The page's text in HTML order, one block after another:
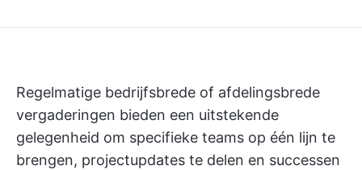
Regelmatige bedrijfsbrede of afdelingsbrede
vergaderingen bieden een uitstekende
gelegenheid om specifieke teams op één lijn te
brengen, projectupdates te delen en successen